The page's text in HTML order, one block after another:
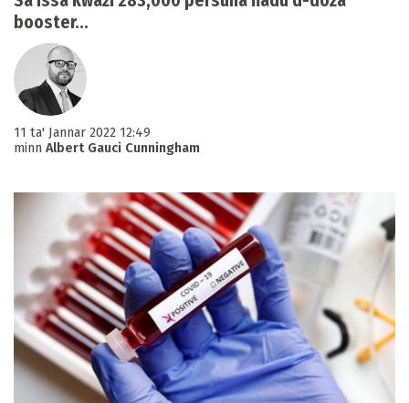
booster...
11 ta' Jannar 2022 12:49
minn Albert Gauci Cunningham